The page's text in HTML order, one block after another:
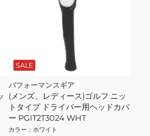
SALE
パフォーマンスギア
(メンズ、レディース)ゴルフ ニッ
トタイプ ドライバー用ヘッドカバ
ー PGIT2T3024 WHT
カラー ： ホワイト